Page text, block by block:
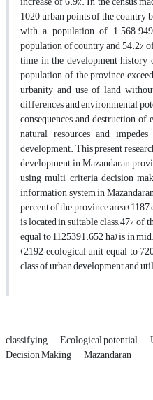
1020 urban points of the country
with a population of
population of country and 54.2%
time in the development history
population of the province
urbanity and use of land
differences and environmental
consequences and destruction
natural resources and
development. This present
development in Mazandaran
using multi criteria decision
information system in
percent of the province area
is located in suitable class, 47%
equal to 1125391.652 ha) is in
(2192 ecological unit equal to
class of urban development and
classifying Ecological potential
Decision Making Mazandaran